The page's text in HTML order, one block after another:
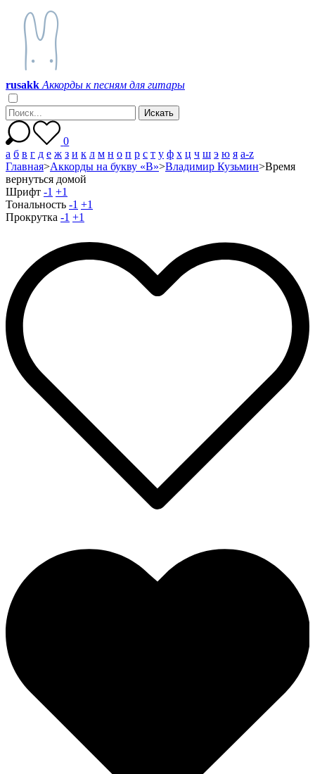
rusakk Аккорды к песням для гитары
0
а б в г д е ж з и к л м н о п р с т у ф х ц ч ш э ю я a-z
Главная>Аккорды на букву «В»>Владимир Кузьмин>Время
вернуться домой
Шрифт -1 +1
Тональность -1 +1
Прокрутка -1 +1